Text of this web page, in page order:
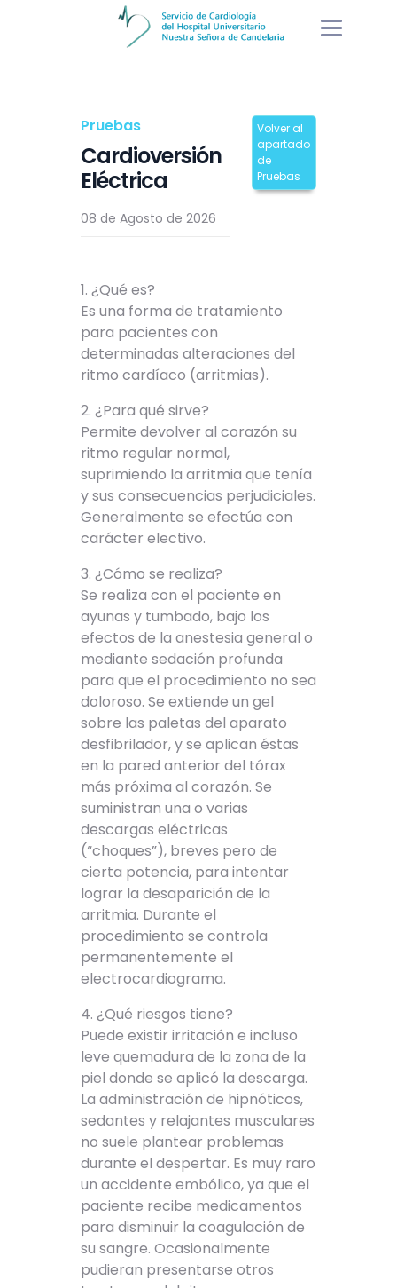
Pruebas
Cardioversión
Eléctrica
08 de Agosto de 2026
Volver al
apartado
de
Pruebas
1. ¿Qué es?
Es una forma de tratamiento
para pacientes con
determinadas alteraciones del
ritmo cardíaco (arritmias).
2. ¿Para qué sirve?
Permite devolver al corazón su
ritmo regular normal,
suprimiendo la arritmia que tenía
y sus consecuencias perjudiciales.
Generalmente se efectúa con
carácter electivo.
3. ¿Cómo se realiza?
Se realiza con el paciente en
ayunas y tumbado, bajo los
efectos de la anestesia general o
mediante sedación profunda
para que el procedimiento no sea
doloroso. Se extiende un gel
sobre las paletas del aparato
desfibrilador, y se aplican éstas
en la pared anterior del tórax
más próxima al corazón. Se
suministran una o varias
descargas eléctricas
(“choques”), breves pero de
cierta potencia, para intentar
lograr la desaparición de la
arritmia. Durante el
procedimiento se controla
permanentemente el
electrocardiograma.
4. ¿Qué riesgos tiene?
Puede existir irritación e incluso
leve quemadura de la zona de la
piel donde se aplicó la descarga.
La administración de hipnóticos,
sedantes y relajantes musculares
no suele plantear problemas
durante el despertar. Es muy raro
un accidente embólico, ya que el
paciente recibe medicamentos
para disminuir la coagulación de
su sangre. Ocasionalmente
pudieran presentarse otros